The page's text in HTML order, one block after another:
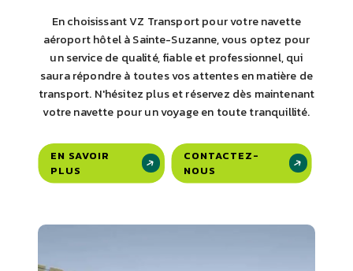
En choisissant VZ Transport pour votre navette
aéroport hôtel à Sainte-Suzanne, vous optez pour
un service de qualité, fiable et professionnel, qui
saura répondre à toutes vos attentes en matière de
transport. N'hésitez plus et réservez dès maintenant
votre navette pour un voyage en toute tranquillité.
EN SAVOIR
PLUS
CONTACTEZ-
NOUS